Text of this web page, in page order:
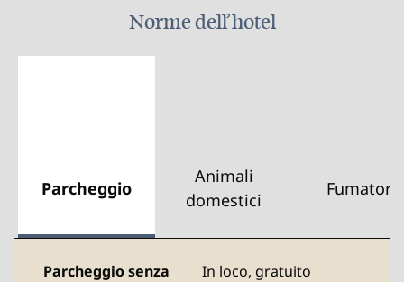
Norme dell’hotel
Parcheggio
Animali
domestici
Fumatori
Parcheggio senza
In loco, gratuito